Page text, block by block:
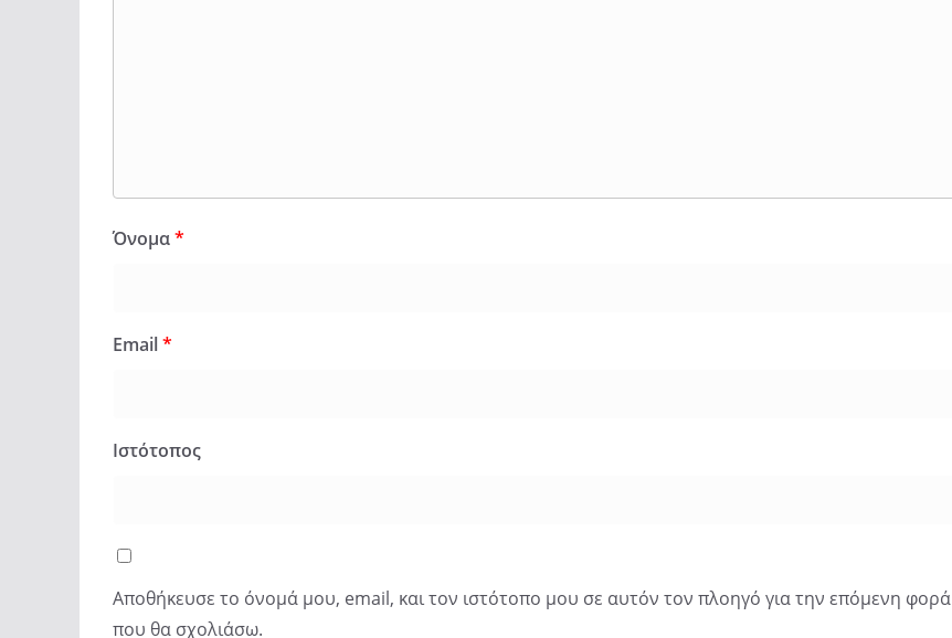
Όνομα*
Email*
Ιστότοπος
Αποθήκευσε το όνομά μου, email, και τον ιστότοπο μου σε αυτόν τον πλοηγό για την επόμενη φορά
που θα σχολιάσω.